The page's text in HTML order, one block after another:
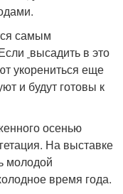
самым
высадить в это
укорениться еще
и будут готовы к
осенью
На выставке
молодой
время года.